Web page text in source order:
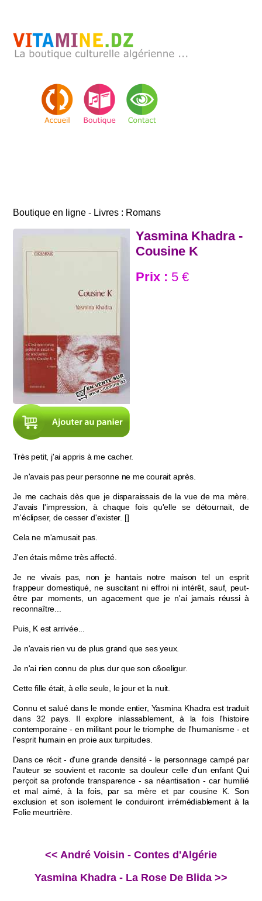
Boutique en ligne - Livres : Romans
Yasmina Khadra -
Cousine K
Prix : 5 €
Très petit, j'ai appris à me cacher.
Je n'avais pas peur personne ne me courait après.
Je me cachais dès que je disparaissais de la vue de ma mère.
J'avais l'impression, à chaque fois qu'elle se détournait, de
m'éclipser, de cesser d'exister. []
Cela ne m'amusait pas.
J'en étais même très affecté.
Je ne vivais pas, non je hantais notre maison tel un esprit
frappeur domestiqué, ne suscitant ni effroi ni intérêt, sauf, peut-
être par moments, un agacement que je n'ai jamais réussi à
reconnaître...
Puis, K est arrivée...
Je n'avais rien vu de plus grand que ses yeux.
Je n'ai rien connu de plus dur que son c&oeligur.
Cette fille était, à elle seule, le jour et la nuit.
Connu et salué dans le monde entier, Yasmina Khadra est traduit
dans 32 pays. Il explore inlassablement, à la fois l'histoire
contemporaine ­- en militant pour le triomphe de l'humanisme - et
l'esprit humain en proie aux turpitudes.
Dans ce récit - d'une grande densité - le personnage campé par
l'auteur se souvient et raconte sa douleur celle d'un enfant Qui
perçoit sa profonde transparence - sa néantisation - car humilié
et mal aimé, à la fois, par sa mère et par cousine K. Son
exclusion et son isolement le conduiront irrémédiablement à la
Folie meurtrière.
<< André Voisin - Contes d'Algérie
Yasmina Khadra - La Rose De Blida >>